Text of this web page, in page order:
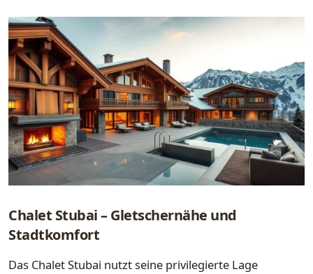
Chalet Stubai – Gletschernähe und
Stadtkomfort
Das Chalet Stubai nutzt seine privilegierte Lage